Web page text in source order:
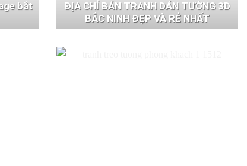
bắt
ĐỊA CHỈ BÁN TRANH DÁN TƯỜNG 3D
BẮC NINH ĐẸP VÀ RẺ NHẤT